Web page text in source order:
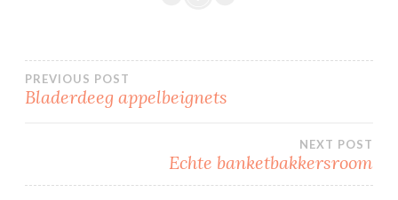
Bericht
PREVIOUS POST
Bladerdeeg appelbeignets
NEXT POST
Echte banketbakkersroom